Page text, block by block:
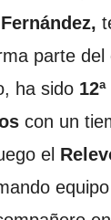
parte del
ha sido 12ª
con un
el